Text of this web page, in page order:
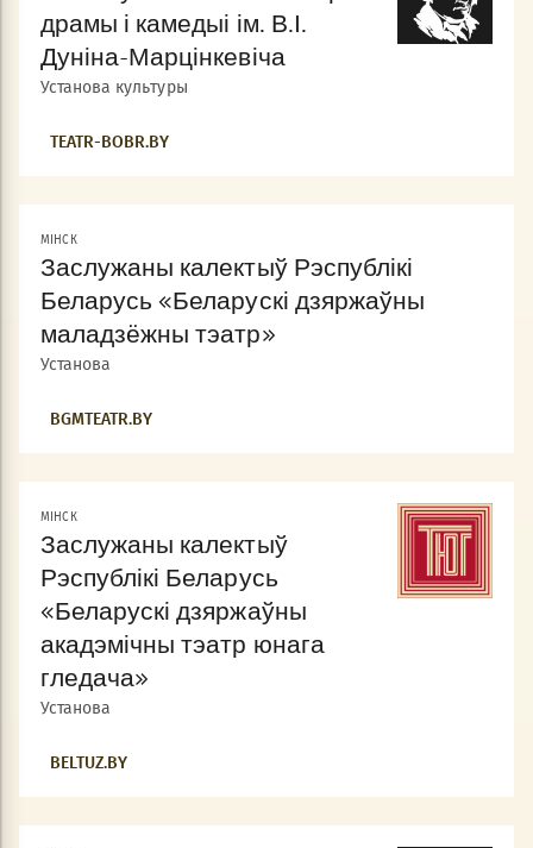
драмы і камедыі ім. В.І.
Дуніна-Марцінкевіча
Установа культуры
TEATR-BOBR.BY
МIНСК
Заслужаны калектыў Рэспублікі
Беларусь «Беларускі дзяржаўны
маладзёжны тэатр»
Установа
BGMTEATR.BY
МIНСК
Заслужаны калектыў
Рэспублікі Беларусь
«Беларускі дзяржаўны
акадэмічны тэатр юнага
гледача»
Установа
BELTUZ.BY